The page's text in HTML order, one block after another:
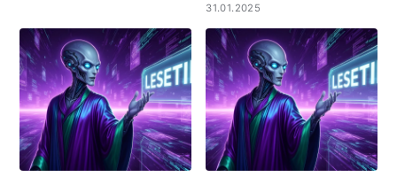
31.01.2025